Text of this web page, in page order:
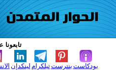
تابعونا
لينكدإن تيلكرامبنترست بودكاست